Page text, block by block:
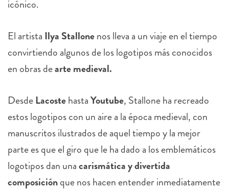
icónico.
El artista Ilya Stallonenos lleva a un viaje en el tiempo
convirtiendo algunos de los logotipos más conocidos
en obras dearte medieval.
DesdeLacostehastaYoutube, Stallone ha recreado
estos logotipos con un aire a la época medieval, con
manuscritos ilustrados de aquel tiempo y la mejor
parte es que el giro que le ha dado a los emblemáticos
logotipos dan unacarismática y divertida
composiciónque nos hacen entender inmediatamente